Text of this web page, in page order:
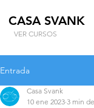
CASA SVANK
VER CURSOS
Entrada
Casa Svank
10 ene 2023 3 min